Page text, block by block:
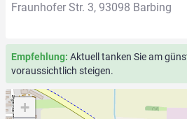
Fraunhofer Str. 3, 93098 Barbing
Empfehlung: Aktuell tanken Sie am
voraussichtlich steigen.
+